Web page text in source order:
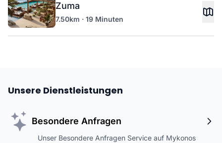
Zuma
7.50km · 19 Minuten
Unsere Dienstleistungen
Besondere Anfragen
Unser Besondere Anfragen Service auf Mykonos